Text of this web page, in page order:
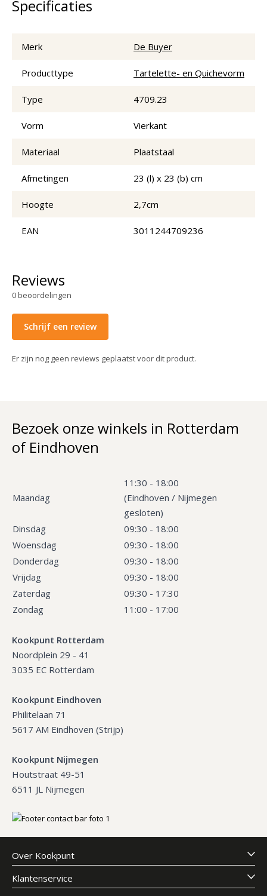
Specificaties
Merk De Buyer
Producttype Tartelette- en Quichevorm
Type 4709.23
Vorm Vierkant
Materiaal Plaatstaal
Afmetingen 23 (l) x 23 (b) cm
Hoogte 2,7cm
EAN 3011244709236
Reviews
0beoordelingen
Schrijf een review
Er zijn nog geen reviews geplaatst voor dit product.
Bezoek onze winkels in Rotterdam
of Eindhoven
Maandag
11:30 - 18:00
(Eindhoven / Nijmegen
gesloten)
Dinsdag
09:30 - 18:00
Woensdag
09:30 - 18:00
Donderdag
09:30 - 18:00
Vrijdag
09:30 - 18:00
Zaterdag
09:30 - 17:30
Zondag
11:00 - 17:00
Kookpunt Rotterdam
Noordplein 29 - 41
3035 EC Rotterdam
Kookpunt Eindhoven
Philitelaan 71
5617 AM Eindhoven (Strijp)
Kookpunt Nijmegen
Houtstraat 49-51
6511 JL Nijmegen
Over Kookpunt
Klantenservice